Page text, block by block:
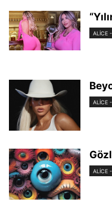
ALİCE
ALİCE
ALİCE